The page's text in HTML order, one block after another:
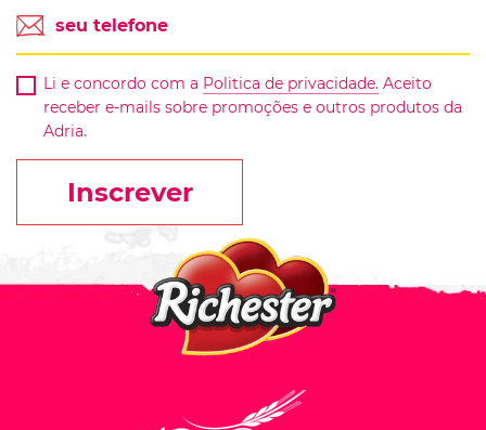
Li e concordo com a Politica de privacidade. Aceito
receber e-mails sobre promoções e outros produtos da
Adria.
Inscrever